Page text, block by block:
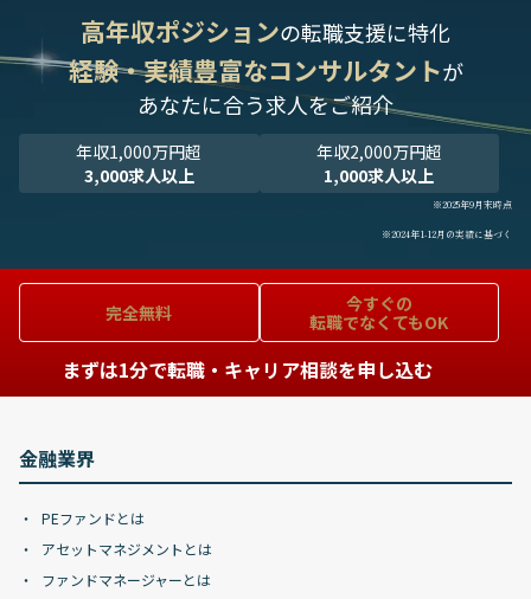
高年収ポジションの転職支援に特化
経験・実績豊富なコンサルタントが
あなたに合う求人をご紹介
年収1,000万円超
3,000求人以上
年収2,000万円超
1,000求人以上
※2025年9月末時点
※2024年1-12月の実績に基づく
完全無料
今すぐの
転職でなくてもOK
まずは1分で転職・キャリア相談を申し込む
金融業界
PEファンドとは
アセットマネジメントとは
ファンドマネージャーとは